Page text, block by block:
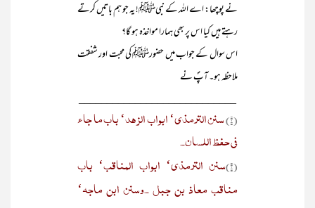
نے پوچھا: اے اللہ کے نبیﷺ! یہ جو ہم باتیں کرتے
رہتے ہیں کیا اس پر بھی ہمارا مواخذہ ہو گا؟
اس سوال کے جواب میں حضورﷺ کی محبت اور شفقت
ملاحظہ ہو۔ آپؐ نے
____________________________
(۱) سنن الترمذی‘ ابواب الزھد‘ باب ما جاء
فی حفظ اللسان۔
(۲) سنن الترمذی‘ ابواب المناقب‘ باب
مناقب معاذ بن جبل ۔وسنن ابن ماجہ‘